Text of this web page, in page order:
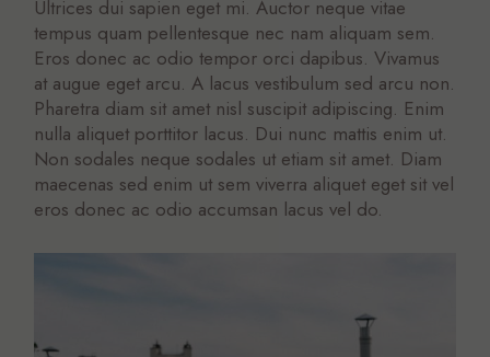
Ultrices dui sapien eget mi. Auctor neque vitae
tempus quam pellentesque nec nam aliquam sem.
Eros donec ac odio tempor orci dapibus. Vivamus
at augue eget arcu. A lacus vestibulum sed arcu non.
Pharetra diam sit amet nisl suscipit adipiscing. Enim
nulla aliquet porttitor lacus. Dui nunc mattis enim ut.
Non sodales neque sodales ut etiam sit amet. Diam
maecenas sed enim ut sem viverra aliquet eget sit vel
eros donec ac odio accumsan lacus vel do.